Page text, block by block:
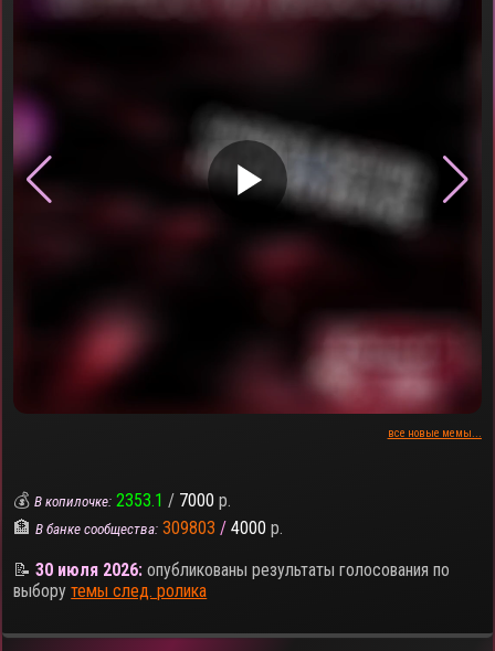
▶
все новые мемы...
💰В копилочке: 2353.1 / 7000 р.
🏦В банке сообщества: 309803 / 4000 р.
📝30 июля 2026: опубликованы результаты голосования по
выборутемы след. ролика